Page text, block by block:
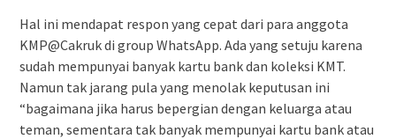
Hal ini mendapat respon yang cepat dari para anggota
KMP@Cakruk di group WhatsApp. Ada yang setuju karena
sudah mempunyai banyak kartu bank dan koleksi KMT.
Namun tak jarang pula yang menolak keputusan ini
“bagaimana jika harus bepergian dengan keluarga atau
teman, sementara tak banyak mempunyai kartu bank atau